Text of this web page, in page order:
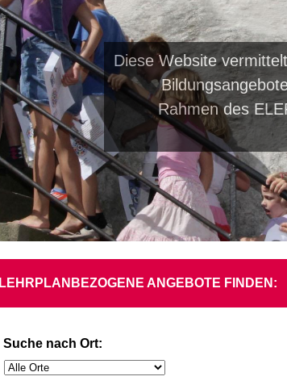
Diese Website
Rahmen des
LEHRPLANBEZOGENE ANGEBOTE FINDEN:
Suche nach Ort: